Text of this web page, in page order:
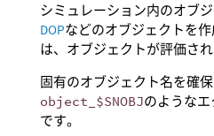
シミュレーション内のオブジ
DOPなどのオブジェクトを
は、オブジェクトが評価さ
固有のオブジェクト名を確保
object_$SNOBJのような
です。